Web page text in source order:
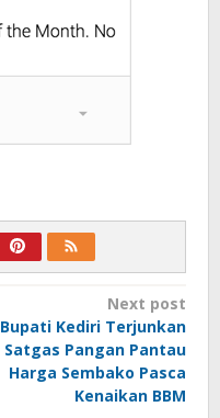
Next post
Bupati Kediri Terjunkan
Satgas Pangan Pantau
Harga Sembako Pasca
Kenaikan BBM